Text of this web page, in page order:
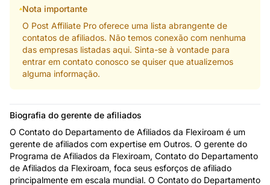
Nota importante
O Post Affiliate Pro oferece uma lista abrangente de
contatos de afiliados. Não temos conexão com nenhuma
das empresas listadas aqui. Sinta-se à vontade para
entrar em contato conosco se quiser que atualizemos
alguma informação.
Biografia do gerente de afiliados
O Contato do Departamento de Afiliados da Flexiroam é um
gerente de afiliados com expertise em Outros. O gerente do
Programa de Afiliados da Flexiroam, Contato do Departamento
de Afiliados da Flexiroam, foca seus esforços de afiliado
principalmente em escala mundial. O Contato do Departamento